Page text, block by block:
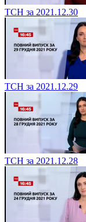
ТСН за 2021.12.30
ТСН за 2021.12.29
ТСН за 2021.12.28